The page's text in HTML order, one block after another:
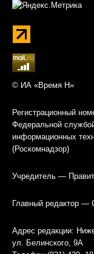
© ИА «Время Н»
Регистрационный
Федеральной
информационных
(Роскомнадзор)
Учредитель —
Главный редактор —
Адрес редакции:
ул. Белинского, 9А